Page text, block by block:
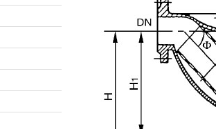
备品备件